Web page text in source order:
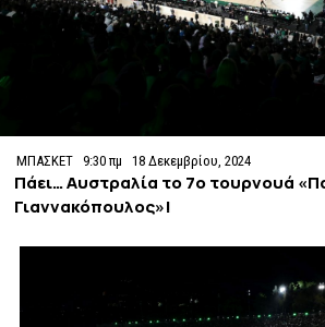
ΜΠΑΣΚΕΤ 9:30 πμ 18 Δεκεμβρίου, 2024
Πάει… Αυστραλία το 7ο τουρνουά
Γιαννακόπουλος»!